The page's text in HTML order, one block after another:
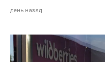
день назад